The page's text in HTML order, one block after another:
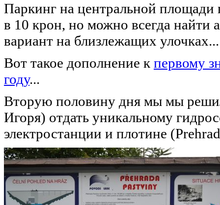
Паркинг на центральной площади
в 10 крон, но можно всегда найти
вариант на близлежащих улочках...
Вот такое дополнение к первому
году...
Вторую половину дня мы мы
Игоря) отдать уникальному
электростанции и плотине